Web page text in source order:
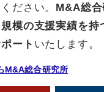
ださい。 M&A総
模の支援実績を持
ート いたします。
M&A総合研究所